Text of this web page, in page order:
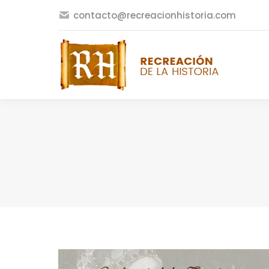
contacto@recreacionhistoria.com